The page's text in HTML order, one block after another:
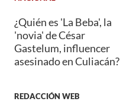
¿Quién es 'La Beba', la
'novia' de César
Gastelum, influencer
asesinado en Culiacán?
REDACCIÓN WEB